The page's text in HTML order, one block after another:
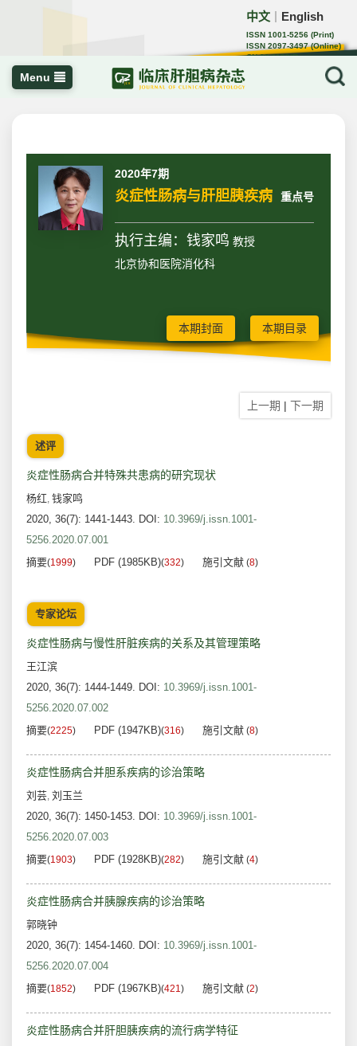
中文 English
ISSN 1001-5256 (Print)
ISSN 2097-3497 (Online)
CN 22-1108/R
Menu
2020年7期
炎症性肠病与肝胆胰疾病 重点号
执行主编：钱家鸣 教授
北京协和医院消化科
本期封面 本期目录
上一期 | 下一期
述评
炎症性肠病合并特殊共患病的研究现状
杨红, 钱家鸣
2020, 36(7): 1441-1443. DOI: 10.3969/j.issn.1001-
5256.2020.07.001
摘要(1999) PDF (1985KB)(332) 施引文献 (8)
专家论坛
炎症性肠病与慢性肝脏疾病的关系及其管理策略
王江滨
2020, 36(7): 1444-1449. DOI: 10.3969/j.issn.1001-
5256.2020.07.002
摘要(2225) PDF (1947KB)(316) 施引文献 (8)
炎症性肠病合并胆系疾病的诊治策略
刘芸, 刘玉兰
2020, 36(7): 1450-1453. DOI: 10.3969/j.issn.1001-
5256.2020.07.003
摘要(1903) PDF (1928KB)(282) 施引文献 (4)
炎症性肠病合并胰腺疾病的诊治策略
郭晓钟
2020, 36(7): 1454-1460. DOI: 10.3969/j.issn.1001-
5256.2020.07.004
摘要(1852) PDF (1967KB)(421) 施引文献 (2)
炎症性肠病合并肝胆胰疾病的流行病学特征